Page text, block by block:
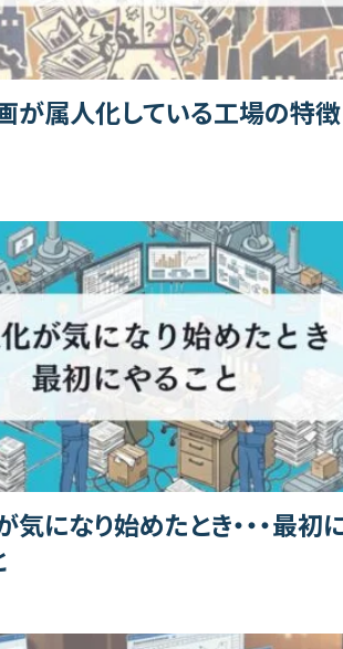
が属人化している工場の特徴
になり始めたとき・・・最初